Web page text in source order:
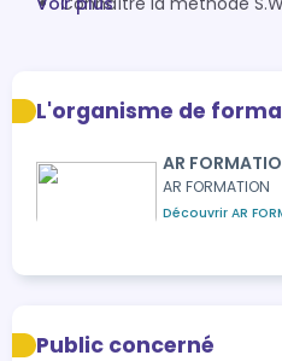
L'organisme de
AR
AR FORMATION
Découvrir AR
Public concerné